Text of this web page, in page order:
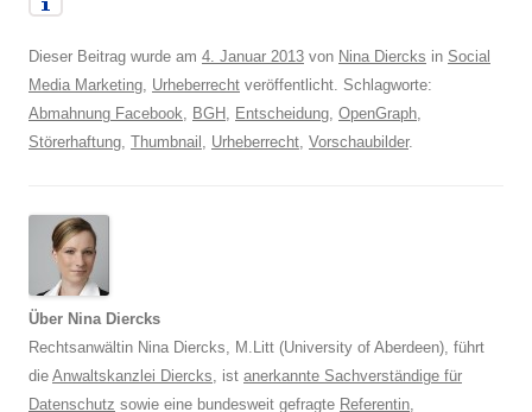
Dieser Beitrag wurde am 4. Januar 2013 von Nina Diercks in Social
Media Marketing, Urheberrecht veröffentlicht. Schlagworte:
Abmahnung Facebook, BGH , Entscheidung, OpenGraph,
Störerhaftung, Thumbnail , Urheberrecht, Vorschaubilder.
Über Nina Diercks
Rechtsanwältin Nina Diercks, M.Litt (University of Aberdeen), führt
die Anwaltskanzlei Diercks, ist anerkannte Sachverständige für
Datenschutz sowie eine bundesweit gefragte Referentin,